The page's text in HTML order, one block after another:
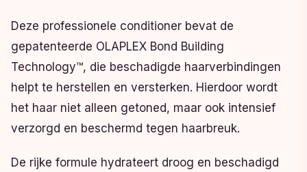
Deze professionele conditioner bevat de
gepatenteerde OLAPLEX Bond Building
Technology™, die beschadigde haarverbindingen
helpt te herstellen en versterken. Hierdoor wordt
het haar niet alleen getoned, maar ook intensief
verzorgd en beschermd tegen haarbreuk.
De rijke formule hydrateert droog en beschadigd